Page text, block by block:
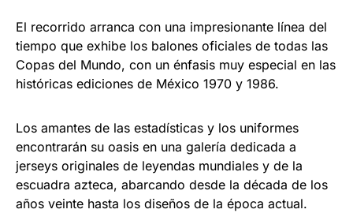
El recorrido arranca con una impresionante línea del
tiempo que exhibe los balones oficiales de todas las
Copas del Mundo, con un énfasis muy especial en las
históricas ediciones de México 1970 y 1986.
Los amantes de las estadísticas y los uniformes
encontrarán su oasis en una galería dedicada a
jerseys originales de leyendas mundiales y de la
escuadra azteca, abarcando desde la década de los
años veinte hasta los diseños de la época actual.